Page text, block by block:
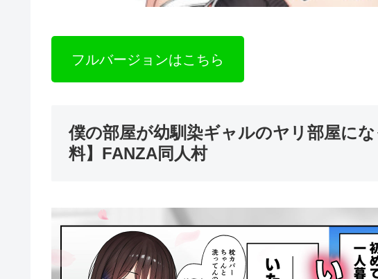
フルバージョンはこちら
僕の部屋が幼馴染ギャルのヤリ部屋に
料】FANZA同人村